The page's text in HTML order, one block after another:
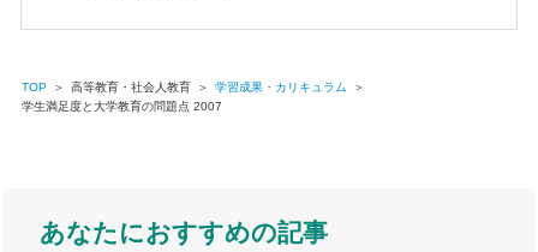
TOP ＞ 高等教育・社会人教育 ＞ 学習成果・カリキュラム
＞
学生満足度と大学教育の問題点 2007
あなたにおすすめの記事